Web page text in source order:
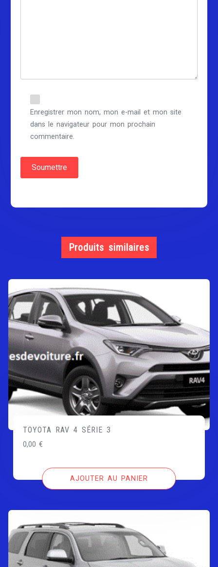
Enregistrer mon nom, mon e-mail et mon site
dans le navigateur pour mon prochain
commentaire.
Produits similaires
TOYOTA RAV 4 SÉRIE 3
0,00€
AJOUTER AU PANIER